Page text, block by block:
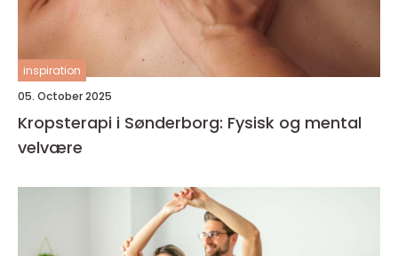
inspiration
05. October 2025
Kropsterapi i Sønderborg: Fysisk og mental
velvære